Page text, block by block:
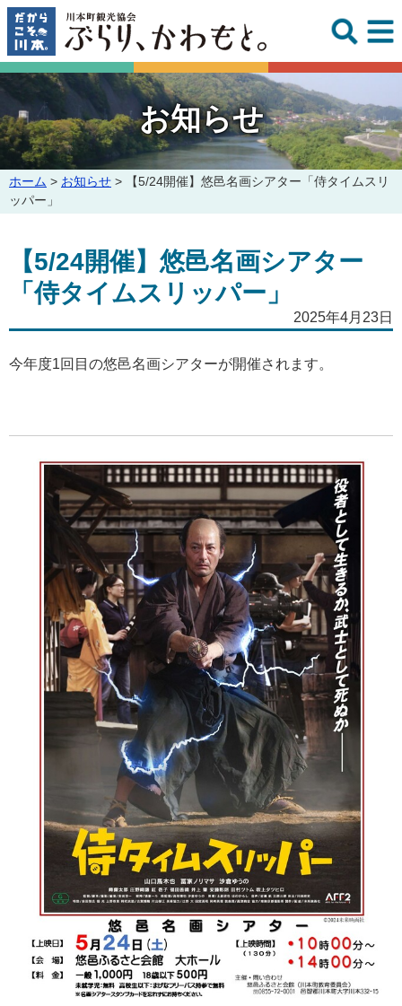
このページの本文へ
お知らせ
こ
の
ホーム > お知らせ >
【5/24開催】悠邑名画シアター「侍タイムスリ
ッパー」
【5/24開催】悠邑名画シアター
「侍タイムスリッパー」
2025年4月23日
今年度1回目の悠邑名画シアターが開催されます。